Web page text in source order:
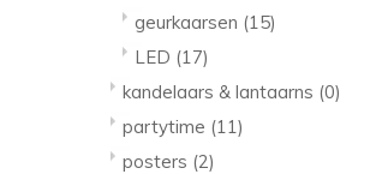
geurkaarsen (15)
LED (17)
kandelaars & lantaarns (0)
partytime (11)
posters (2)